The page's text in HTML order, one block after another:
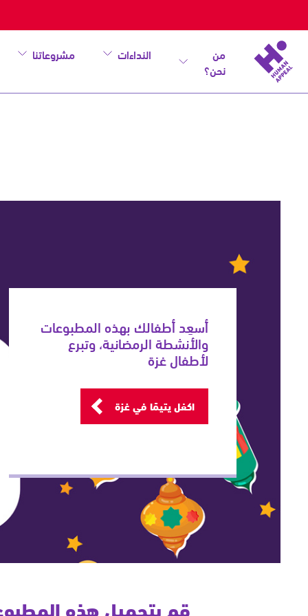
أهلًا
مطبوعات
لرمضان
من
نحن؟
النداءات مشروعاتنا
أسعِد أطفالك بهذه المطبوعات
والأنشطة الرمضانية، وتبرع
لأطفال غزة
اكفل يتيمًا في غزة
قم بتحميل هذه